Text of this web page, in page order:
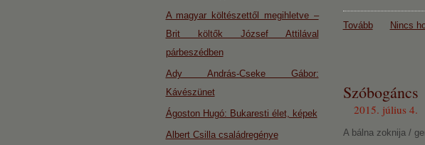
Tovább Nincs
Szóbogáncs
2015. július 4.
A bálna zoknija /
A magyar költészettől megihletve –
Brit költők József Attilával
párbeszédben
Ady András-Cseke Gábor:
Kávészünet
Ágoston Hugó: Bukaresti élet, képek
Albert Csilla családregénye